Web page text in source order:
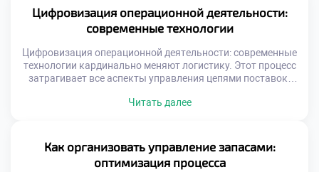
Гармония между отделами создает устойчивое
конкурентное преимущество на рынке. Конфликт
интересов между продажами и операциями является
классической […]
Цифровизация операционной деятельности:
современные технологии
Цифровизация операционной деятельности: современные
технологии кардинально меняют логистику. Этот процесс
затрагивает все аспекты управления цепями поставок.
интеллектуальным системам. Данные становятся
Выпускники должны свободно ориентироваться в
цифровом ландшафте. Технологическая грамотность
является базовой компетенцией сегодня. Будущее
Читать далее
Как организовать управление запасами:
оптимизация процесса